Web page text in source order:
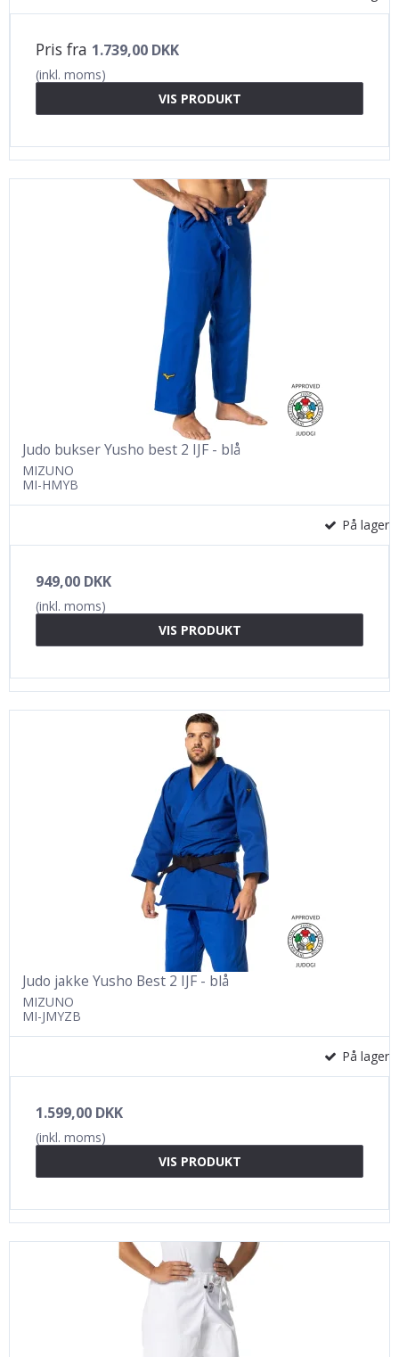
Pris fra 1.739,00 DKK
(inkl. moms)
VIS PRODUKT
Judo bukser Yusho best 2 IJF - blå
MIZUNO
MI-HMYB
På lager
949,00 DKK
(inkl. moms)
VIS PRODUKT
Judo jakke Yusho Best 2 IJF - blå
MIZUNO
MI-JMYZB
På lager
1.599,00 DKK
(inkl. moms)
VIS PRODUKT